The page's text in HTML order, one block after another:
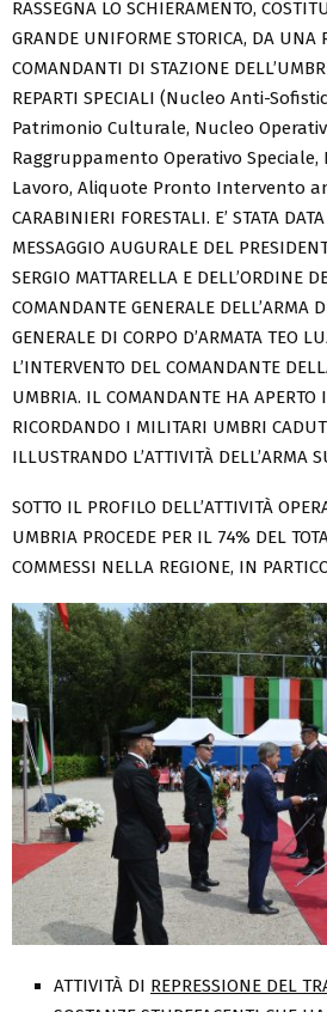
RASSEGNA LO SCHIERAMENTO,
GRANDE UNIFORME STORICA, DA UNA
COMANDANTI DI STAZIONE
REPARTI SPECIALI (Nucleo Anti-
Patrimonio Culturale, Nucleo
Raggruppamento Operativo
Lavoro, Aliquote Pronto Intervento
CARABINIERI FORESTALI. E’ STATA
MESSAGGIO AUGURALE DEL
SERGIO MATTARELLA E DELL’ORDINE
COMANDANTE GENERALE DELL’ARMA
GENERALE DI CORPO D’ARMATA TEO
L’INTERVENTO DEL COMANDANTE
UMBRIA. IL COMANDANTE HA APERTO
RICORDANDO I MILITARI UMBRI
ILLUSTRANDO L’ATTIVITÀ DELL’ARMA
SOTTO IL PROFILO DELL’ATTIVITÀ
UMBRIA PROCEDE PER IL 74% DEL
COMMESSI NELLA REGIONE, IN
ATTIVITÀ DI REPRESSIONE DEL